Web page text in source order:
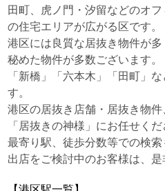
田町、虎ノ門・汐留などのオ
の住宅エリアが広がる区です。
港区には良質な居抜き物件が
秘めた物件が多数ございます。
「新橋」「六本木」「田町」
す。
港区の居抜き店舗・居抜き物
「居抜きの神様」にお任せく
最寄り駅、徒歩分数等での検索
出店をご検討中のお客様は、是